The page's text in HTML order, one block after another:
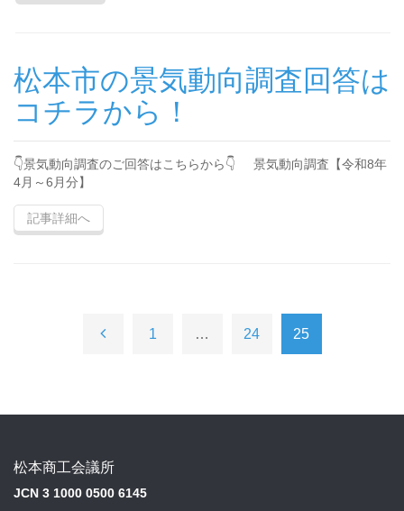
松本市の景気動向調査回答は
コチラから！
👇景気動向調査のご回答はこちらから👇 景気動向調査【令和8年
4月～6月分】
記事詳細へ
1 … 24 25
松本商工会議所
JCN 3 1000 0500 6145